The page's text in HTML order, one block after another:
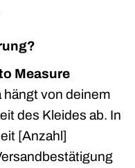
Measure
hängt von deinem
des Kleides ab. In
[Anzahl]